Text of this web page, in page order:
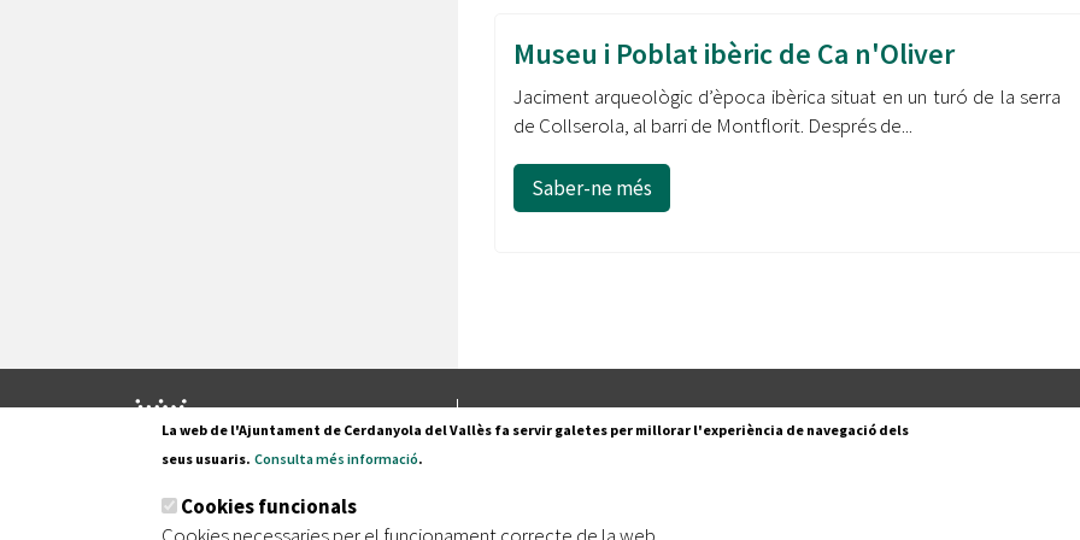
Museu i Poblat ibèric de Ca n'Oliver
Jaciment arqueològic d’època ibèrica situat en un turó de la serra
de Collserola, al barri de Montflorit. Després de...
Saber-ne més
Pl. Francesc Layret, s/n
Segueix-nos a:
La web de l'Ajuntament de Cerdanyola del Vallès fa servir galetes per millorar l'experiència de navegació dels
seus usuaris. Consulta més informació.
Cookies funcionals